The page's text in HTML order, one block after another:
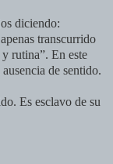
diciendo:
transcurrido
rutina”. En este
de sentido.
Es esclavo de su